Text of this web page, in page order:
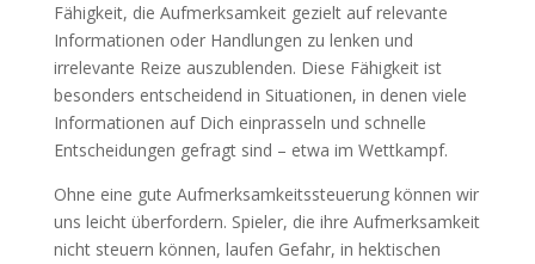
Fähigkeit, die Aufmerksamkeit gezielt auf relevante
Informationen oder Handlungen zu lenken und
irrelevante Reize auszublenden. Diese Fähigkeit ist
besonders entscheidend in Situationen, in denen viele
Informationen auf Dich einprasseln und schnelle
Entscheidungen gefragt sind – etwa im Wettkampf.
Ohne eine gute Aufmerksamkeitssteuerung können wir
uns leicht überfordern. Spieler, die ihre Aufmerksamkeit
nicht steuern können, laufen Gefahr, in hektischen